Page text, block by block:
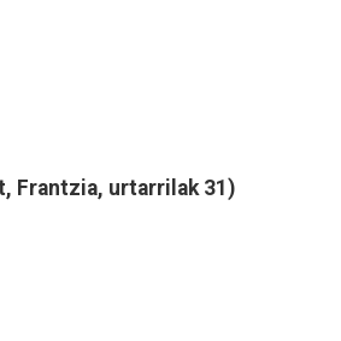
Frantzia, urtarrilak 31)